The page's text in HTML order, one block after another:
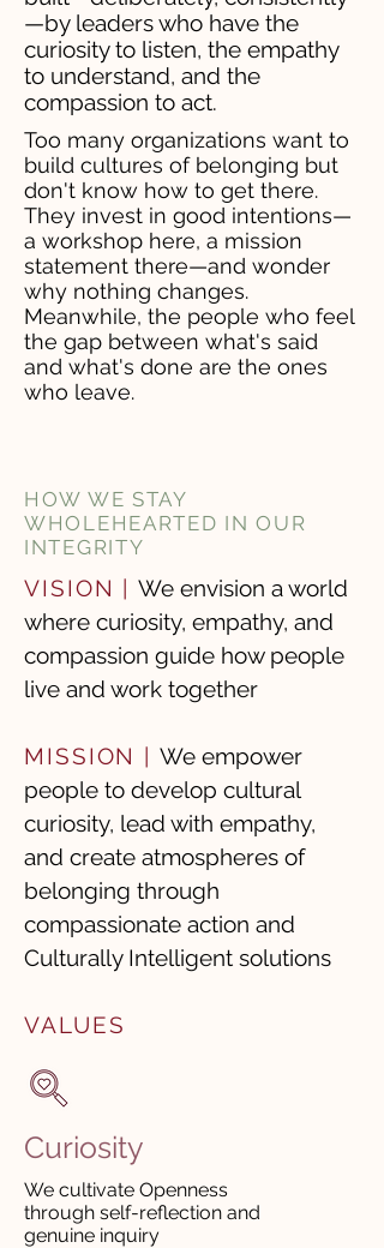
—by leaders who have the
curiosity to listen, the empathy
to understand, and the
compassion to act.
Too many organizations want to
build cultures of belonging but
don't know how to get there.
They invest in good intentions—
a workshop here, a mission
statement there—and wonder
why nothing changes.
Meanwhile, the people who feel
the gap between what's said
and what's done are the ones
who leave.
HOW WE STAY
WHOLEHEARTED IN OUR
INTEGRITY
VISION |We envision a world
where curiosity, empathy, and
compassion guide how people
live and work together
MISSION | We empower
people to develop cultural
curiosity, lead with empathy,
and create atmospheres of
belonging through
compassionate action and
Culturally Intelligent solutions
VALUES
Curiosity
We cultivate Openness
through self-reflection and
genuine inquiry